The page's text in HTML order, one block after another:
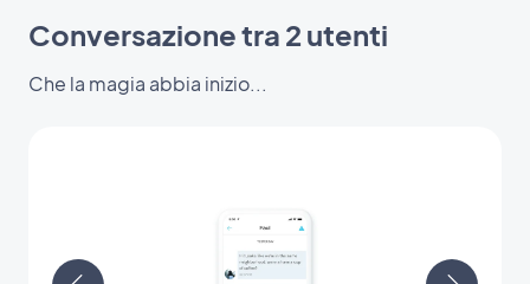
Conversazione tra 2 utenti
Che la magia abbia inizio...